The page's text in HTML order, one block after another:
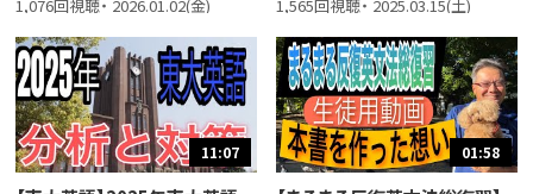
1,076回視聴・ 2026.01.02(金) 1,565回視聴・ 2025.03.15(土)
11:07 01:58